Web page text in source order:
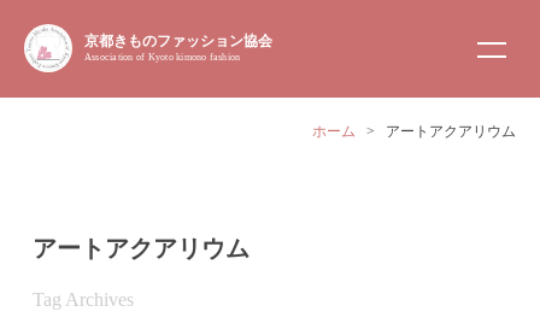
京都きものファッション協会
Association of Kyoto kimono fashion
ホーム > アートアクアリウム
アートアクアリウム
Tag Archives